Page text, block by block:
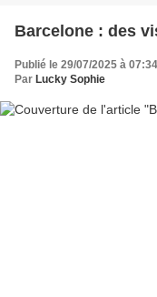
Barcelone : des
Publié le 29/07/2025 à 07:34
Par Lucky Sophie